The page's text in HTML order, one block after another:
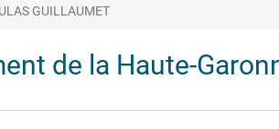
GUILLAUMET
de la Haute-